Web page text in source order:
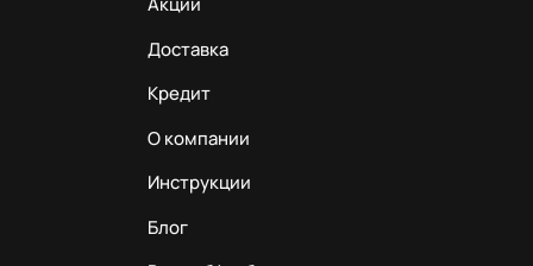
Доставка
Кредит
О компании
Инструкции
Блог